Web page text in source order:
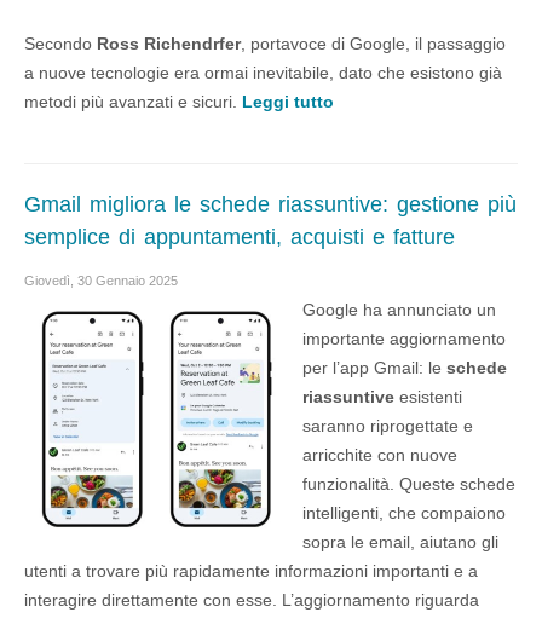
Secondo Ross Richendrfer, portavoce di Google, il passaggio
a nuove tecnologie era ormai inevitabile, dato che esistono già
metodi più avanzati e sicuri. Leggi tutto
Gmail migliora le schede riassuntive: gestione più
semplice di appuntamenti, acquisti e fatture
Giovedì, 30 Gennaio 2025
Google ha annunciato un
importante aggiornamento
per l’app Gmail: le schede
riassuntive esistenti
saranno riprogettate e
arricchite con nuove
funzionalità. Queste schede
intelligenti, che compaiono
sopra le email, aiutano gli
utenti a trovare più rapidamente informazioni importanti e a
interagire direttamente con esse. L’aggiornamento riguarda